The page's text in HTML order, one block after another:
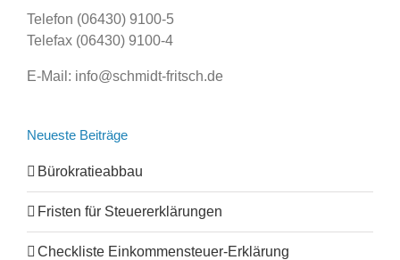
Telefon (06430) 9100-5
Telefax (06430) 9100-4
E-Mail: info@schmidt-fritsch.de
Neueste Beiträge
Bürokratieabbau
Fristen für Steuererklärungen
Checkliste Einkommensteuer-Erklärung